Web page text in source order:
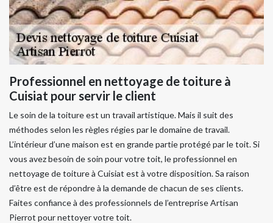
Professionnel en nettoyage de toiture à
Cuisiat pour servir le client
Le soin de la toiture est un travail artistique. Mais il suit des
méthodes selon les règles régies par le domaine de travail.
L’intérieur d’une maison est en grande partie protégé par le toit. Si
vous avez besoin de soin pour votre toit, le professionnel en
nettoyage de toiture à Cuisiat est à votre disposition. Sa raison
d’être est de répondre à la demande de chacun de ses clients.
Faites confiance à des professionnels de l’entreprise Artisan
Pierrot pour nettoyer votre toit.